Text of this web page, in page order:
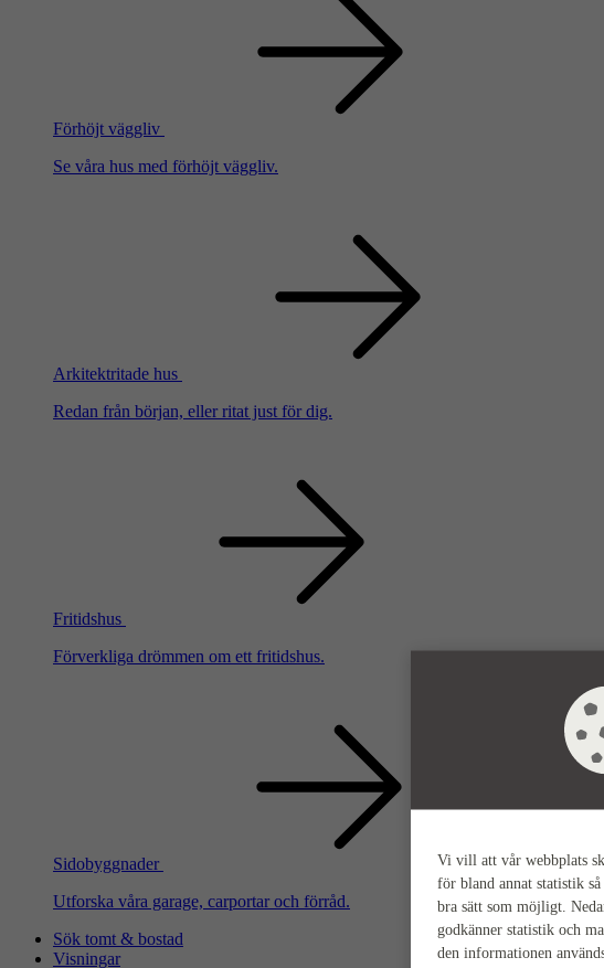
Vi vill att vår webbplats
för bland annat statistik
bra sätt som möjligt.
godkänner statistik och
den informationen
Förhöjt väggliv
Se våra hus med förhöjt väggliv.
Arkitektritade hus
Redan från början, eller ritat just för dig.
Fritidshus
Förverkliga drömmen om ett fritidshus.
Sidobyggnader
Utforska våra garage, carportar och förråd.
Sök tomt & bostad
Visningar